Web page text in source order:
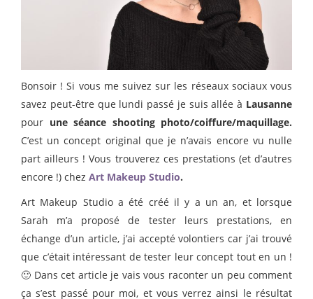
Bonsoir ! Si vous me suivez sur les réseaux sociaux vous
savez peut-être que lundi passé je suis allée à Lausanne
pour une séance shooting photo/coiffure/maquillage.
C’est un concept original que je n’avais encore vu nulle
part ailleurs ! Vous trouverez ces prestations (et d’autres
encore !) chez Art Makeup Studio.
Art Makeup Studio a été créé il y a un an, et lorsque
Sarah m’a proposé de tester leurs prestations, en
échange d’un article, j’ai accepté volontiers car j’ai trouvé
que c’était intéressant de tester leur concept tout en un !
🙂 Dans cet article je vais vous raconter un peu comment
ça s’est passé pour moi, et vous verrez ainsi le résultat